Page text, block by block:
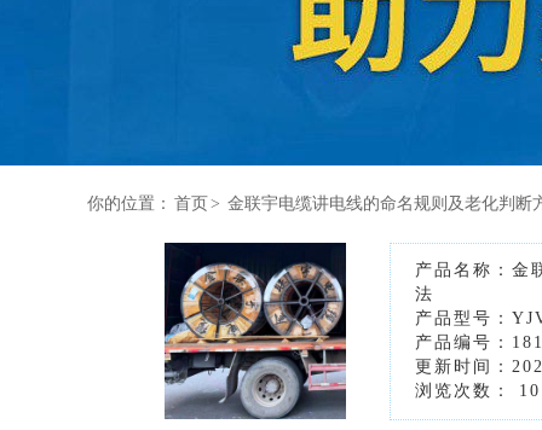
你的位置： 首页 > 金联宇电缆讲电线的命名规则及老化判断
产品名称：金
法
产品型号：
产品编号：
更新时间：
浏览次数：